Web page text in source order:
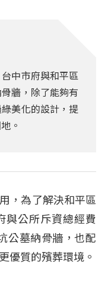
中市府與和平區
牆，除了能夠有
美化的設計，提
。
，為了解決和平區
與公所斥資總經費
公墓納骨牆，也配
優質的殯葬環境。